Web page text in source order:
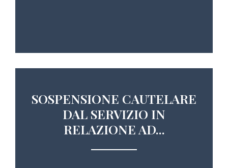
SOSPENSIONE CAUTELARE
DAL SERVIZIO IN
RELAZIONE AD...